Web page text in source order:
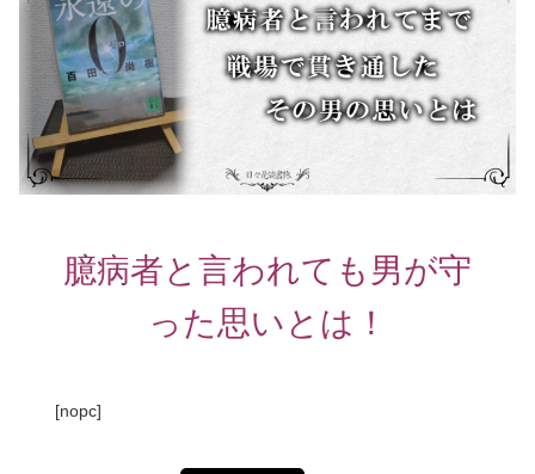
臆病者と言われても男が守
った思いとは！
[nopc]